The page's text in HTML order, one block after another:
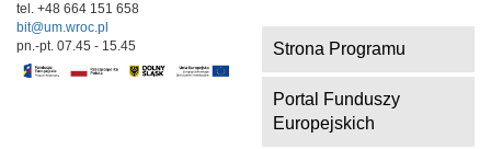
tel. +48 664 151 658
bit@um.wroc.pl
pn.-pt. 07.45 - 15.45
Strona Programu
Portal Funduszy
Europejskich